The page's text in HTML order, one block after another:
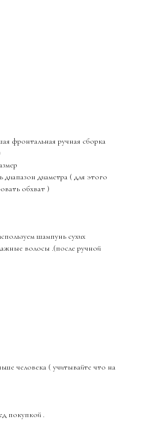
фронтальная ручная сборка
диапазон диаметра ( для этого
обхват )
шампунь сухих
волосы .(после ручной
человека ( учитывайте что на
покупкой .